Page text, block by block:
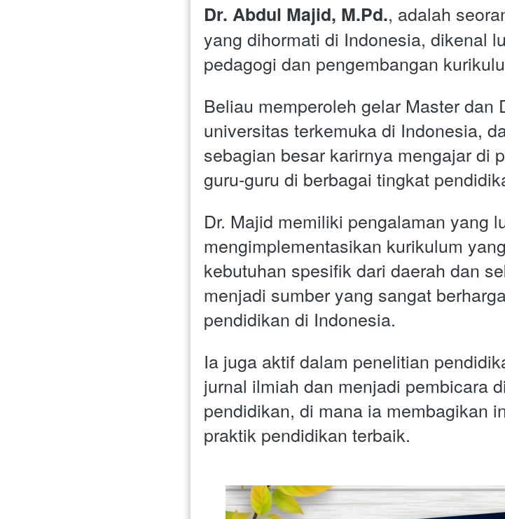
Dr. Abdul Majid, M.Pd., adalah
yang dihormati di Indonesia, dikenal
pedagogi dan pengembangan
Beliau memperoleh gelar Master dan
universitas terkemuka di Indonesia,
sebagian besar karirnya mengajar di
guru-guru di berbagai tingkat
Dr. Majid memiliki pengalaman yang
mengimplementasikan kurikulum
kebutuhan spesifik dari daerah dan
menjadi sumber yang sangat
pendidikan di Indonesia.
Ia juga aktif dalam penelitian
jurnal ilmiah dan menjadi pembicara
pendidikan, di mana ia membagikan
praktik pendidikan terbaik.